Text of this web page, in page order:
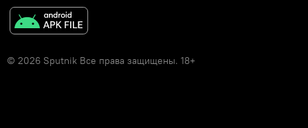
© 2026 Sputnik Все права защищены. 18+